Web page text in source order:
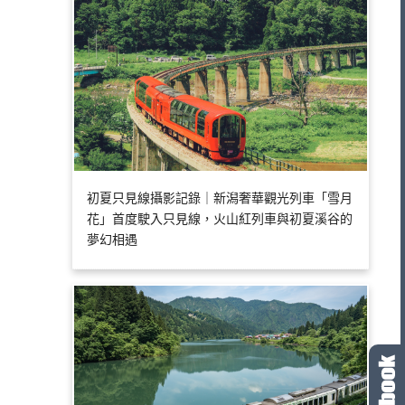
初夏只見線攝影記錄｜新潟奢華觀光列車「雪月
花」首度駛入只見線，火山紅列車與初夏溪谷的
夢幻相遇